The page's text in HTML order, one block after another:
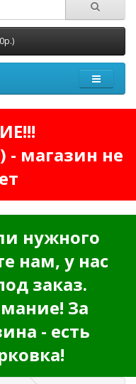
- магазин не
нужного
нам, у нас
заказ.
За
- есть